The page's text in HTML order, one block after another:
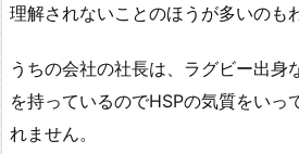
理解されないことのほうが多いのも
うちの会社の社長は、ラグビー出身
を持っているのでHSPの気質をいっ
れません。